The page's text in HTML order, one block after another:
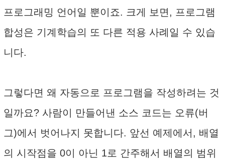
프로그래밍 언어일 뿐이죠. 크게 보면, 프로그램
합성은 기계학습의 또 다른 적용 사례일 수 있습
니다.
그렇다면 왜 자동으로 프로그램을 작성하려는 것
일까요? 사람이 만들어낸 소스 코드는 오류(버
그)에서 벗어나지 못합니다. 앞선 예제에서, 배열
의 시작점을 0이 아닌 1로 간주해서 배열의 범위